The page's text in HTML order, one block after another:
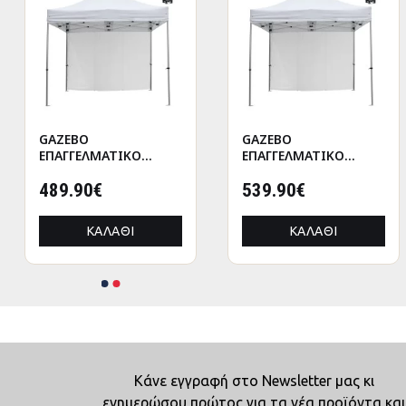
GAZEBO
ΕΠΑΓΓΕΛΜΑΤΙΚΟ
CRESSEN HM21098
ΑΛΟΥΜΙΝΙΟΥ
3x4,5x3,4Yμ
489.90€
ΚΑΛΆΘΙ
GAZEBO
ΕΠΑΓΓΕΛΜΑΤΙΚΟ
CRESSEN HM21098.01
ΑΛΟΥΜΙΝΙΟΥ
3x4,5x3,4Yμ
539.90€
ΚΑΛΆΘΙ
Κάνε εγγραφή στο Newsletter μας κι
ενημερώσου πρώτος για τα νέα προϊόντα και